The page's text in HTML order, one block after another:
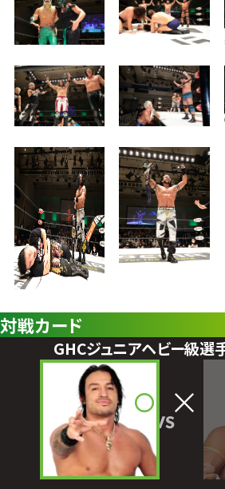
対戦カード
GHCジュニアヘビー級選
VS